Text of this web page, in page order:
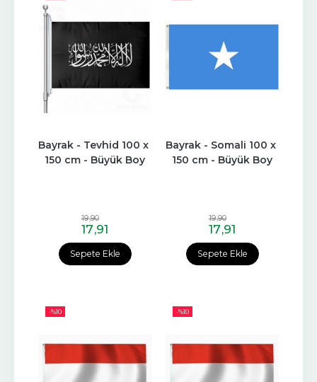
Sepete Ekle
Bayrak - Tevhid 100 x
150 cm - Büyük Boy
19,90
17,91
Sepete Ekle
Bayrak - Somali 100 x
150 cm - Büyük Boy
19,90
17,91
-%10 -%10